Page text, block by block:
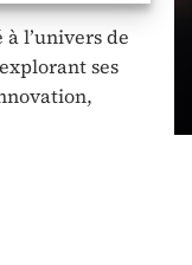
l’univers de
ses